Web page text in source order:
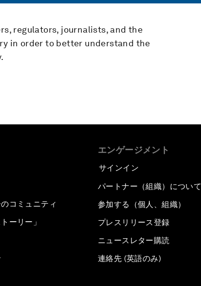
regulators, journalists, and the
in order to better understand the
コミュニティ
ーリー」
エンゲージメント
サインイン
パートナー（組織）について
参加する（個人、組織）
プレスリリース登録
ニュースレター購読
連絡先 (英語のみ)